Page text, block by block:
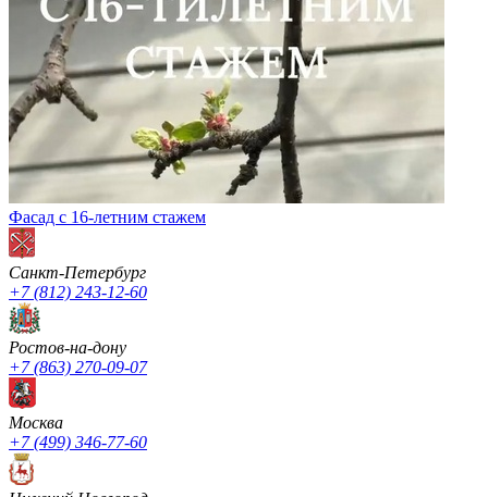
Фасад с 16-летним стажем
Санкт-Петербург
+7 (812) 243-12-60
Ростов-на-дону
+7 (863) 270-09-07
Москва
+7 (499) 346-77-60